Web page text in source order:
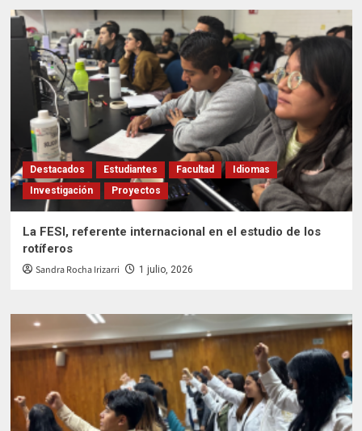
Destacados Estudiantes Facultad
Idiomas
Investigación
Proyectos
La FESI, referente internacional en el estudio de los
rotíferos
Sandra Rocha Irizarri 1 julio, 2026